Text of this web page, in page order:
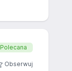
Polecana
Obserwuj